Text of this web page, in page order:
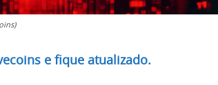
e fique atualizado.